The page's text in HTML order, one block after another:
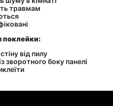
травмам
поклейки:
від пилу
зворотного боку панелі